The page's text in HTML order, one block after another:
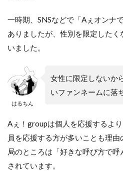
一時期、SNSなどで「Aぇオンナ
ありましたが、性別を限定した
いました。
はるちん
女性に限定しないか
いファンネームに落
Aぇ！groupは個人を応援するよ
員を応援する方が多いことも理
局のところは「好きな呼び方で
されています。